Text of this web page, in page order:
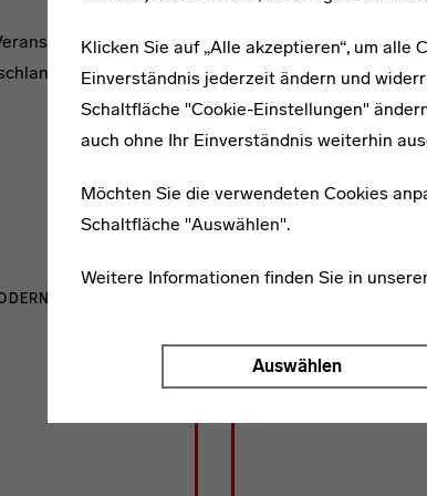
Klicken Sie auf „Alle akzeptieren“, um alle
Einverständnis jederzeit ändern und
Schaltfläche "Cookie-Einstellungen"
auch ohne Ihr Einverständnis weiterhin
Möchten Sie die verwendeten Cookies
Schaltfläche "Auswählen".
Weitere Informationen finden Sie in
Auswählen
Programm